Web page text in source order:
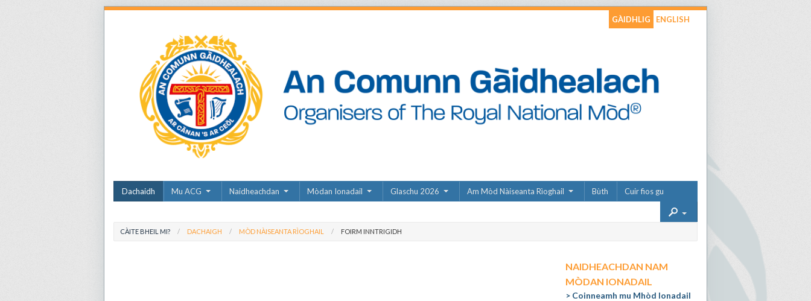
GÀIDHLIG ENGLISH
Dachaidh Mu ACG Naidheachdan Mòdan Ionadail Glaschu 2026 Am Mòd Nàiseanta Rìoghail Bùth Cuir fios gu
CÀITE BHEIL MI? DACHAIGH MÒD NÀISEANTA RÌOGHAIL FOIRM INNTRIGIDH
NAIDHEACHDAN NAM
MÒDAN IONADAIL
Coinneamh mu Mhòd Ionadail